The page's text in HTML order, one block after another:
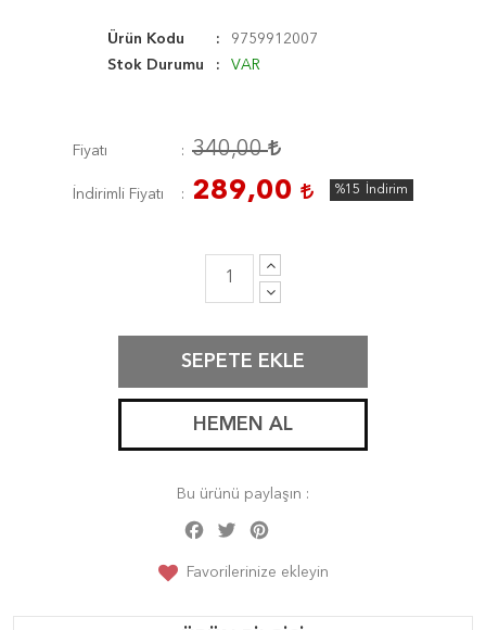
Ürün Kodu
9759912007
Stok Durumu
VAR
Fiyatı 340,00
İndirimli Fiyatı 289,00 %15 İndirim
SEPETE EKLE
HEMEN AL
Bu ürünü paylaşın :
Facebook
Twitter
Favorilerinize ekleyin